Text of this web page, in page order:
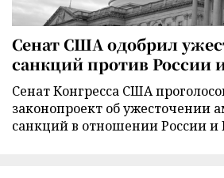
Сенат США одобрил
санкций против России
Сенат Конгресса США
законопроект об ужесточении
санкций в отношении России и